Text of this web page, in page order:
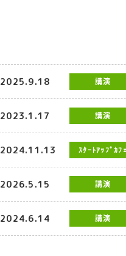
2025.9.18 講演
2023.1.17 講演
2024.11.13 ｽﾀｰﾄｱｯﾌﾟｶﾌｪ
2026.5.15 講演
2024.6.14 講演